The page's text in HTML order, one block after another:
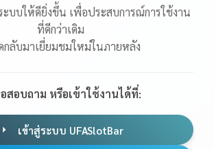
ะบบให้ดียิ่งขึ้น เพื่อประสบการณ์การใช้งาน
ที่ดีกว่าเดิม
กลับมาเยี่ยมชมใหม่ในภายหลัง
สอบถาม หรือเข้าใช้งานได้ที่:
เข้าสู่ระบบ UFASlotBar